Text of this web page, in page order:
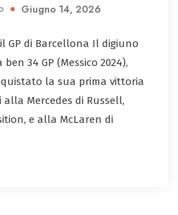
Giugno 14, 2026
GP di Barcellona Il digiuno
34 GP (Messico 2024),
la sua prima vittoria
Mercedes di Russell,
e alla McLaren di